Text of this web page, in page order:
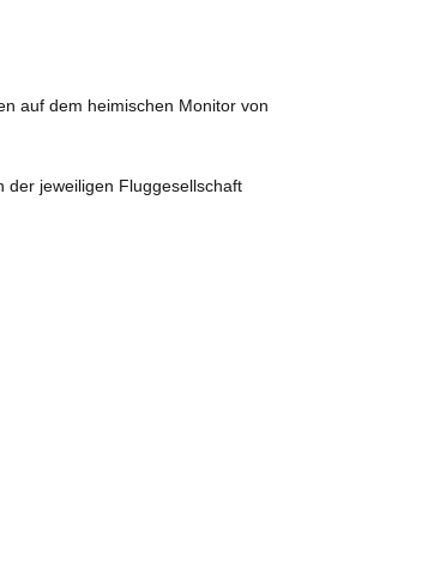
auf dem heimischen Monitor von
der jeweiligen Fluggesellschaft